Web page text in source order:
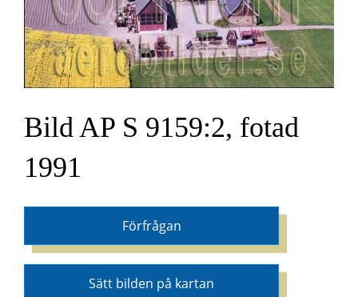
Bild AP S 9159:2, fotad
1991
Förfrågan
Sätt bilden på kartan